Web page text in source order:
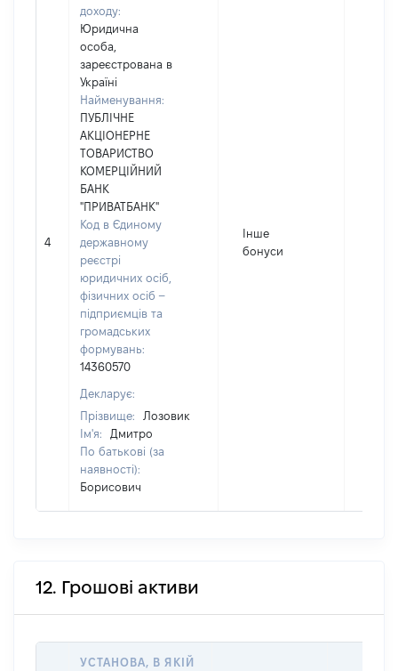
4
доходу:
Юридична
особа,
зареєстрована в
Україні
Найменування:
ПУБЛІЧНЕ
АКЦІОНЕРНЕ
ТОВАРИСТВО
КОМЕРЦІЙНИЙ
БАНК
"ПРИВАТБАНК"
Код в Єдиному
державному
реєстрі
юридичних осіб,
фізичних осіб –
підприємців та
громадських
формувань:
14360570
Декларує:
Прізвище:
Лозовик
Ім'я:
Дмитро
По батькові (за
наявності):
Борисович
Інше
бонуси
12. Грошові активи
УСТАНОВА, В ЯКІЙ